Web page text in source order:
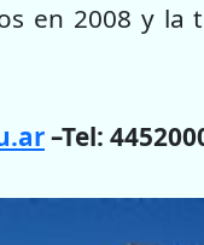
en 2008 y la
–Tel: